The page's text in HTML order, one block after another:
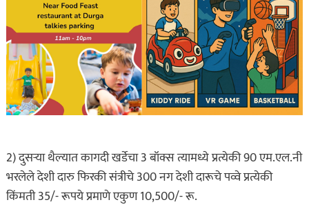
2) दुसऱ्या थैल्यात कागदी खर्डेचा 3 बॉक्स त्यामध्ये प्रत्येकी 90 एम.एल.नी
भरलेले देशी दारु फिरकी संत्रीचे 300 नग देशी दारूचे पव्वे प्रत्येकी
किंमती 35/- रूपये प्रमाणे एकुण 10,500/- रू.